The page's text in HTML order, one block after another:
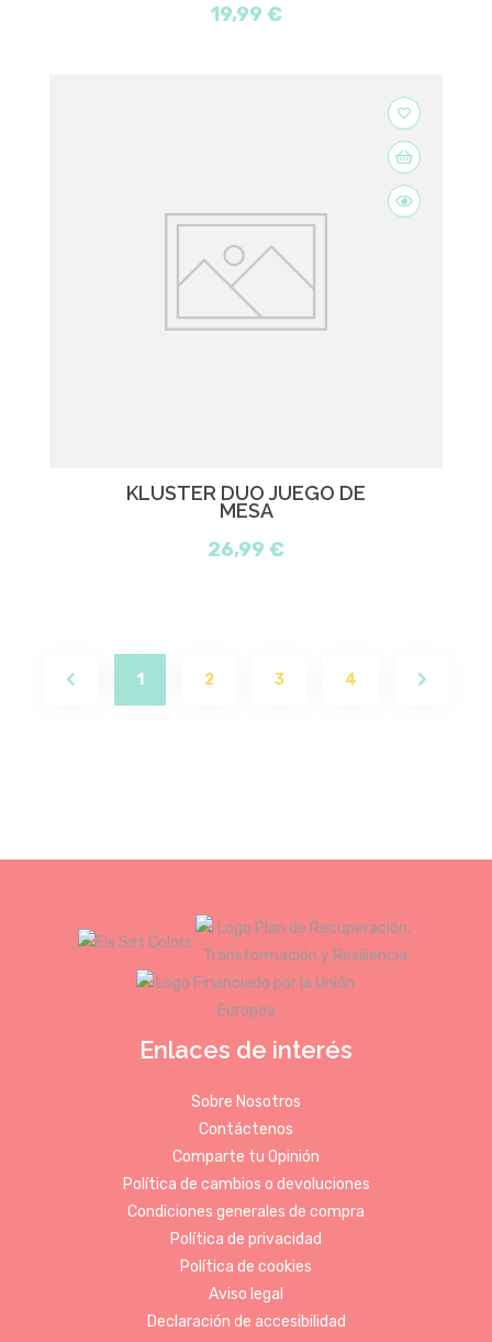
19,99 €
favorite_border
KLUSTER DUO JUEGO DE
MESA
26,99 €
1(current)
2 3 4
Enlaces de interés
Sobre Nosotros
Contáctenos
Comparte tu Opinión
Política de cambios o devoluciones
Condiciones generales de compra
Política de privacidad
Política de cookies
Aviso legal
Declaración de accesibilidad